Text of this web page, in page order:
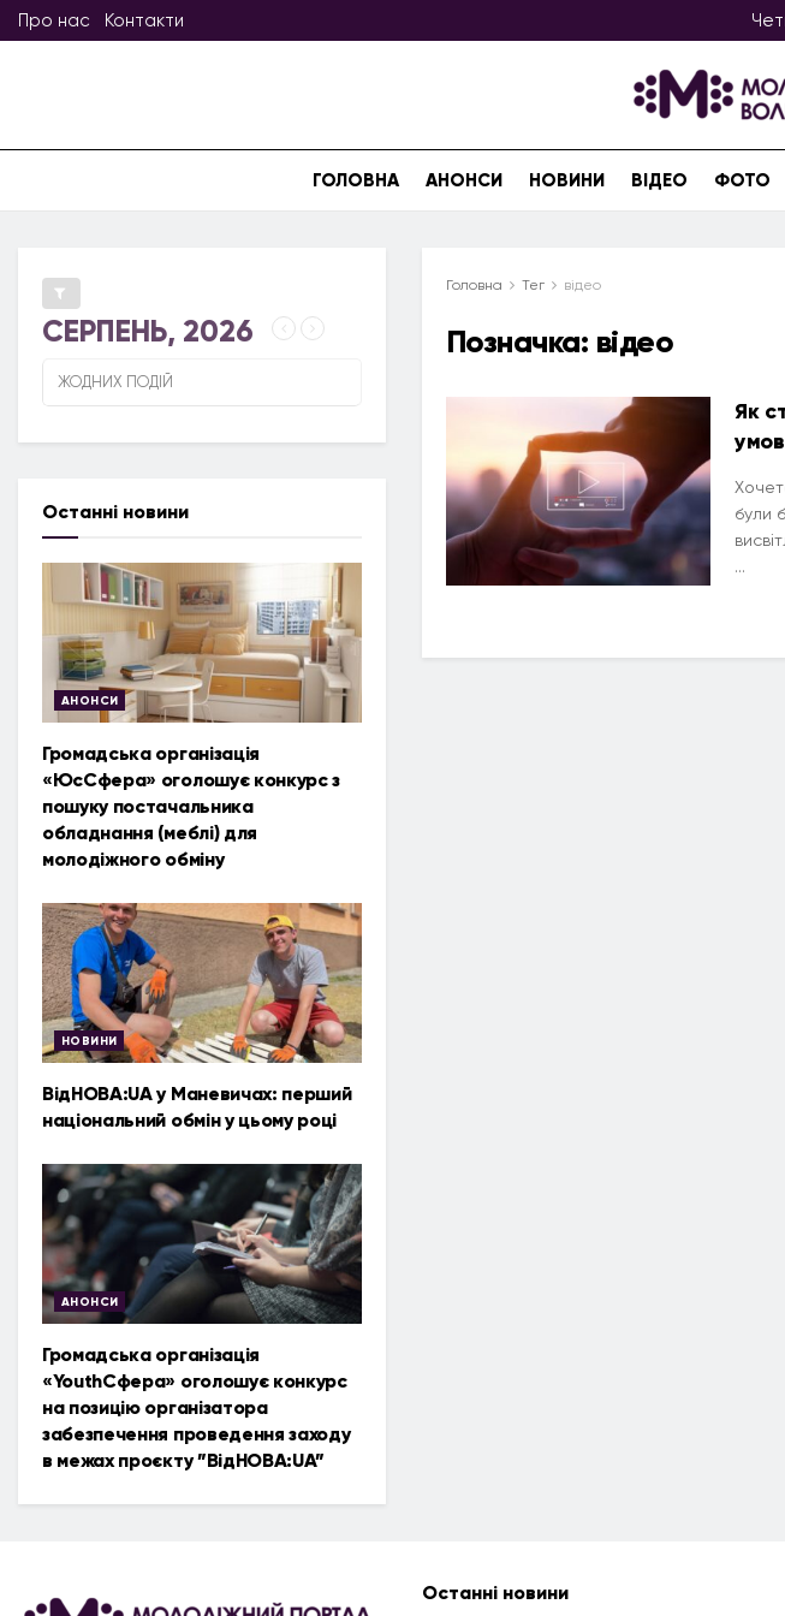
Про нас Контакти
ГОЛОВНА АНОНСИ НОВИНИ ВІДЕО ФОТО
Головна Тег відео
Позначка: відео
Як
були
...
СЕРПЕНЬ, 2026
ЖОДНИХ ПОДІЙ
Останні новини
АНОНСИ
Громадська організація
«ЮсСфера» оголошує конкурс з
пошуку постачальника
обладнання (меблі) для
молодіжного обміну
НОВИНИ
ВідНОВА:UA у Маневичах: перший
національний обмін у цьому році
АНОНСИ
Громадська організація
«YouthСфера» оголошує конкурс
на позицію організатора
забезпечення проведення заходу
в межах проєкту ”ВідНОВА:UA”
Останні новини